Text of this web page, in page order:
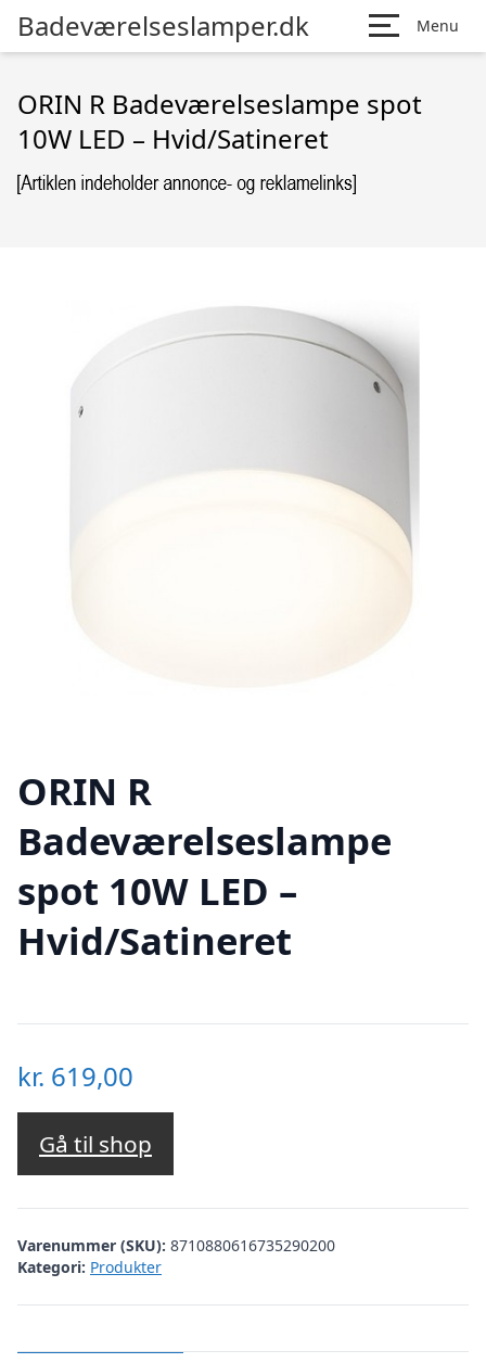
Badeværelseslamper.dk Menu
ORIN R Badeværelseslampe spot
10W LED – Hvid/Satineret
ORIN R
Badeværelseslampe
spot 10W LED –
Hvid/Satineret
kr. 619,00
Gå til shop
Varenummer (SKU): 8710880616735290200
Kategori: Produkter